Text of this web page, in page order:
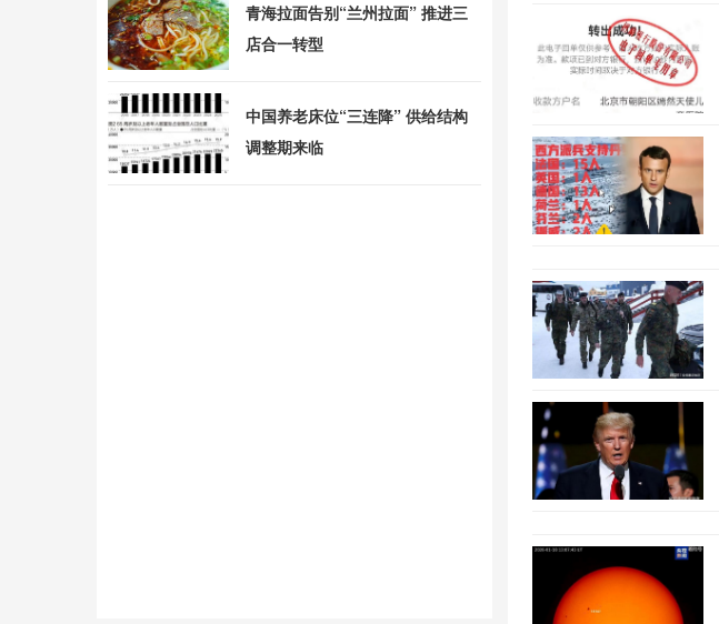
青海拉面告别“兰州拉面” 推进三
店合一转型
中国养老床位“三连降” 供给结构
调整期来临